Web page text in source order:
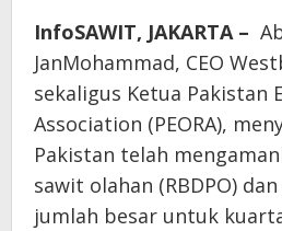
InfoSAWIT, JAKARTA –
JanMohammad, CEO
sekaligus Ketua Pakistan
Association (PEORA),
Pakistan telah
sawit olahan (RBDPO)
jumlah besar untuk